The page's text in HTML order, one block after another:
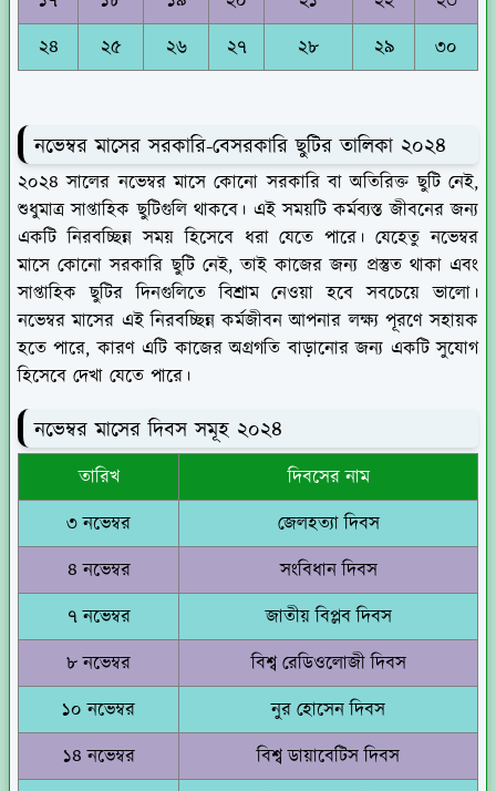
২৪ ২৫ ২৬ ২৭ ২৮ ২৯ ৩০
নভেম্বর মাসের সরকারি-বেসরকারি ছুটির তালিকা ২০২৪
২০২৪ সালের নভেম্বর মাসে কোনো সরকারি বা অতিরিক্ত ছুটি নেই,
শুধুমাত্র সাপ্তাহিক ছুটিগুলি থাকবে। এই সময়টি কর্মব্যস্ত জীবনের জন্য
একটি নিরবচ্ছিন্ন সময় হিসেবে ধরা যেতে পারে। যেহেতু নভেম্বর
মাসে কোনো সরকারি ছুটি নেই, তাই কাজের জন্য প্রস্তুত থাকা এবং
সাপ্তাহিক ছুটির দিনগুলিতে বিশ্রাম নেওয়া হবে সবচেয়ে ভালো।
নভেম্বর মাসের এই নিরবচ্ছিন্ন কর্মজীবন আপনার লক্ষ্য পূরণে সহায়ক
হতে পারে, কারণ এটি কাজের অগ্রগতি বাড়ানোর জন্য একটি সুযোগ
হিসেবে দেখা যেতে পারে।
নভেম্বর মাসের দিবস সমূহ ২০২৪
তারিখ দিবসের নাম
৩ নভেম্বর জেলহত্যা দিবস
৪ নভেম্বর সংবিধান দিবস
৭ নভেম্বর জাতীয় বিপ্লব দিবস
৮ নভেম্বর বিশ্ব রেডিওলোজী দিবস
১০ নভেম্বর নুর হোসেন দিবস
১৪ নভেম্বর বিশ্ব ডায়াবেটিস দিবস